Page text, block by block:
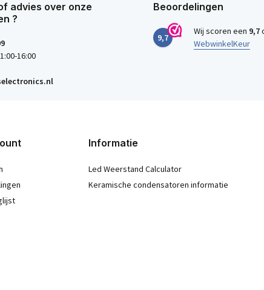
advies over onze
?
16:00
Beoordelingen
9,7
Wij scoren een 9,7
WebwinkelKeur
Informatie
Led Weerstand Calculator
Keramische condensatoren informatie